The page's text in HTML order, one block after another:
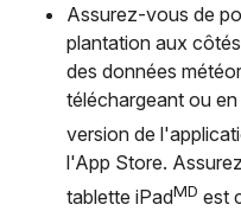
Assurez-vous de
plantation aux
des données
téléchargeant ou
version de
l'App Store.
tablette iPadMD est